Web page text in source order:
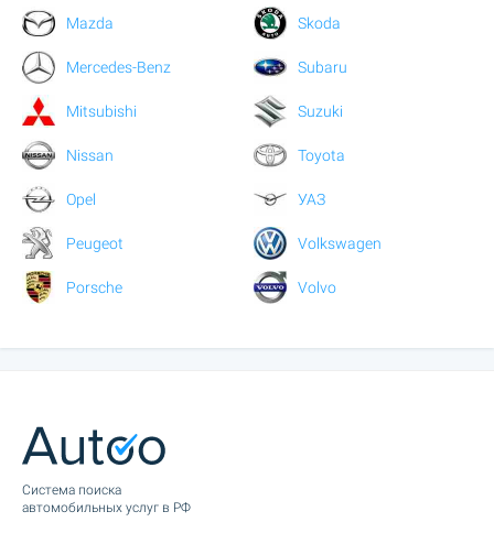
Mazda
Mercedes-Benz
Mitsubishi
Nissan
Opel
Peugeot
Porsche
Skoda
Subaru
Suzuki
Toyota
УАЗ
Volkswagen
Volvo
Cистема поиска
автомобильных услуг в РФ